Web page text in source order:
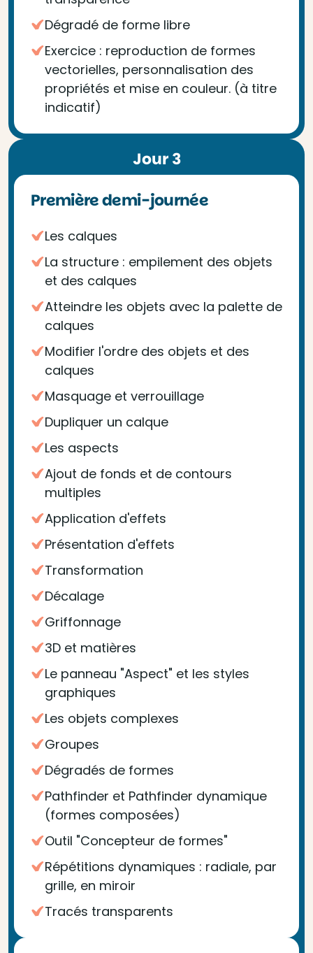
Dégradé de forme libre
Exercice : reproduction de formes
vectorielles, personnalisation des
propriétés et mise en couleur. (à titre
indicatif)
Jour 3
Première demi-journée
Les calques
La structure : empilement des objets
et des calques
Atteindre les objets avec la palette de
calques
Modifier l'ordre des objets et des
calques
Masquage et verrouillage
Dupliquer un calque
Les aspects
Ajout de fonds et de contours
multiples
Application d'effets
Présentation d'effets
Transformation
Décalage
Griffonnage
3D et matières
Le panneau "Aspect" et les styles
graphiques
Les objets complexes
Groupes
Dégradés de formes
Pathfinder et Pathfinder dynamique
(formes composées)
Outil "Concepteur de formes"
Répétitions dynamiques : radiale, par
grille, en miroir
Tracés transparents